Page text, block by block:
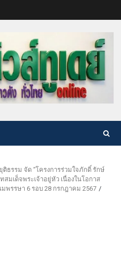
ธรรม จัด “โครงการร่วมใจภักดิ์ รักษ์
มเด็จพระเจ้าอยู่หัว เนื่องในโอกาส
รรษา 6 รอบ 28 กรกฎาคม 2567